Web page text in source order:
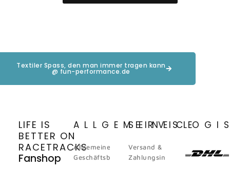
Textiler Spass, den man immer tragen kann
@ fun-performance.de
LIFE IS
BETTER ON
RACETRACKS
Fanshop
ALLGEMEINES
Allgemeine
Geschäftsbedingungen
SERVICE
Versand &
Zahlungsinformation